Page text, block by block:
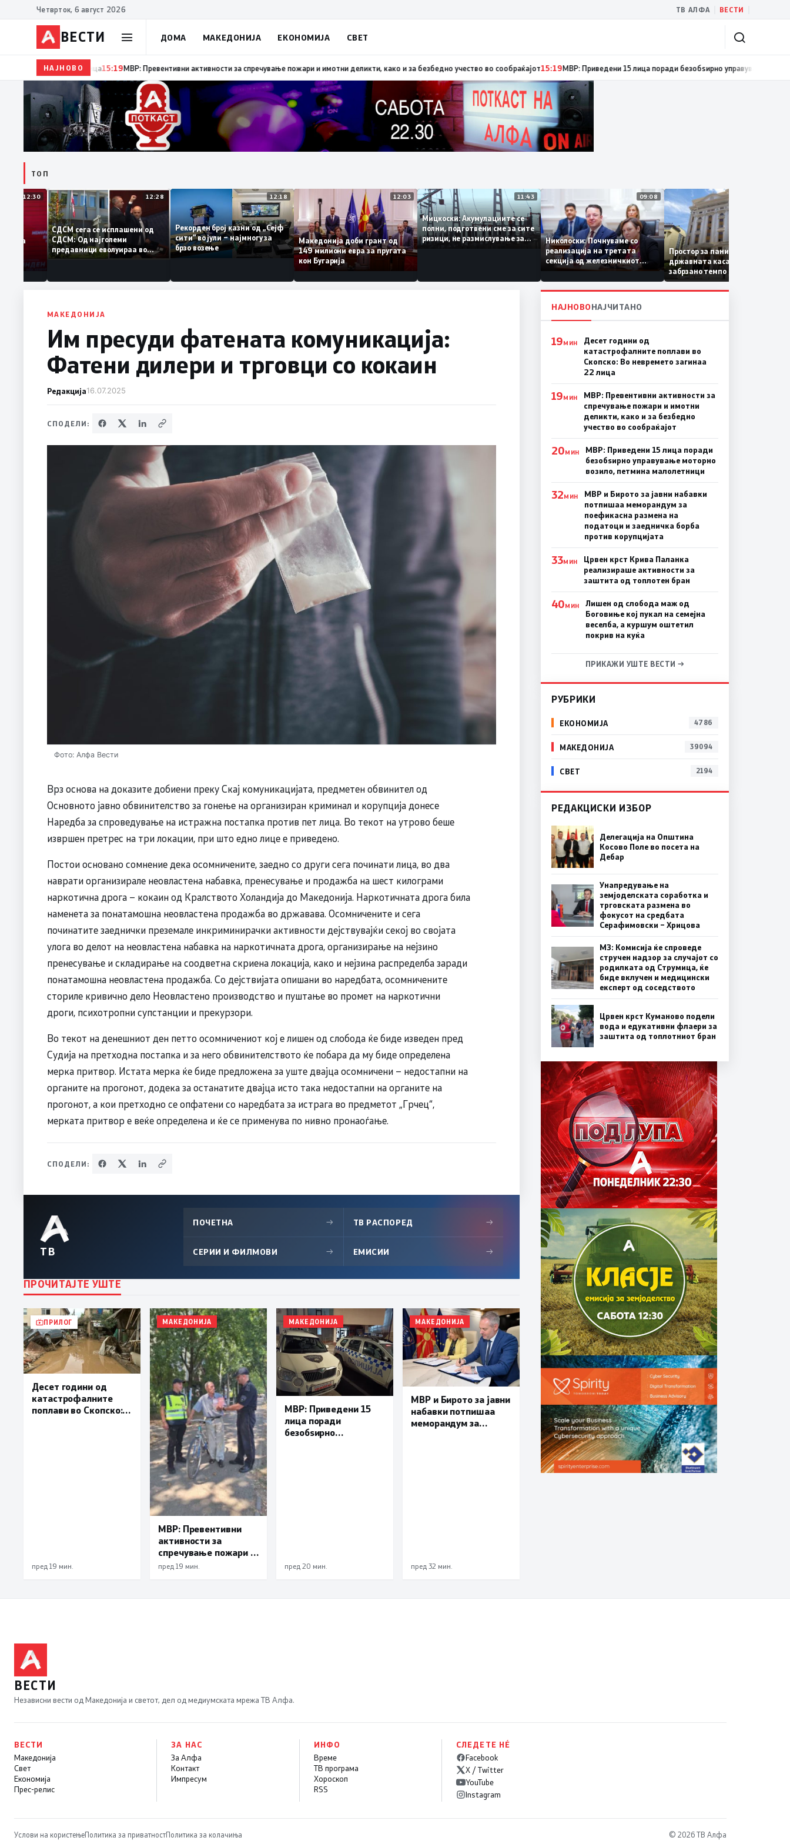
Четврток, 6 август 2026 ТВ АЛФА ВЕСТИ
ВЕСТИ ДОМА МАКЕДОНИЈА ЕКОНОМИЈА СВЕТ
НАЈНОВО15:20Десет години од катастрофалните поплави во Скопско: Во невремето загинаа 22 лица15:19МВР: Превентивни активности за спречување пожари и имотни деликти, како и за безбедно
ТОП
12:30
на
12:28
СДСМ сега се исплашени од
СДСМ: Од најголеми
предавници еволуираа во
најголеми патриоти
12:18
Рекорден број казни од „Сејф
сити“ во јули – најмногу за
брзо возење
12:03
Македонија доби грант од
149 милиони евра за пругата
кон Бугарија
11:43
Мицкоски: Акумулациите се
полни, подготвени сме за сите
ризици, не размислување за
поскапување на струјата
09:08
Николоски: Почнуваме со
реализација на третата
секција од железничкиот
Коридор 8, Македонија
станува раскрсница на
Балканот
Простор за паника нема –
државната каса се полни со
забрзано темпо
МАКЕДОНИЈА
Им пресуди фатената комуникација:
Фатени дилери и трговци со кокаин
Редакција16.07.2025
СПОДЕЛИ:
Фото: Алфа Вести
Врз основа на доказите добиени преку Скај комуникацијата, предметен обвинител од
Основното јавно обвинителство за гонење на организиран криминал и корупција донесе
Наредба за спроведување на истражна постапка против пет лица. Во текот на утрово беше
извршен претрес на три локации, при што едно лице е приведено.
Постои основано сомнение дека осомничените, заедно со други сега починати лица, во два
наврати организирале неовластена набавка, пренесување и продажба на шест килограми
наркотична дрога – кокаин од Кралството Холандија до Македонија. Наркотичната дрога била
наменета за понатамошна неовластена продажба во државава. Осомничените и сега
починатите заеднички преземале инкриминирачки активности дејствувајќи секој во својата
улога во делот на неовластена набавка на наркотичната дрога, организирање на нејзино
пренесување и складирање на соодветна скриена локација, како и нејзина распределба заради
понатамошна неовластена продажба. Со дејствијата опишани во наредбата, осомничените
сториле кривично дело Неовластено производство и пуштање во промет на наркотични
дроги, психотропни супстанции и прекурзори.
Во текот на денешниот ден петто осомничениот кој е лишен од слобода ќе биде изведен пред
Судија на претходна постапка и за него обвинителството ќе побара да му биде определена
мерка притвор. Истата мерка ќе биде предложена за уште двајца осомничени – недостапни на
органите на прогонот, додека за останатите двајца исто така недостапни на органите на
прогонот, а кои претходно се опфатени со наредбата за истрага во предметот „Грчец“,
мерката притвор е веќе определена и ќе се применува по нивно пронаоѓање.
СПОДЕЛИ:
ТВ
ПОЧЕТНА → ТВ РАСПОРЕД →
СЕРИИ И ФИЛМОВИ → ЕМИСИИ →
ПРОЧИТАЈТЕ УШТЕ
ПРИЛОГ
Десет години од
катастрофалните
поплави во Скопско:
пред 19 мин.
МАКЕДОНИЈА
МВР: Превентивни
активности за
спречување пожари и
имотни деликти, како
пред 19 мин.
МАКЕДОНИЈА
МВР: Приведени 15
лица поради
безобѕирно
пред 20 мин.
МАКЕДОНИЈА
МВР и Бирото за јавни
набавки потпишаа
меморандум за
пред 32 мин.
НАЈНОВОНАЈЧИТАНО
19МИН
Десет години од
катастрофалните поплави во
Скопско: Во невремето загинаа
22 лица
19МИН
МВР: Превентивни активности за
спречување пожари и имотни
деликти, како и за безбедно
учество во сообраќајот
20МИН
МВР: Приведени 15 лица поради
безобѕирно управување моторно
возило, петмина малолетници
32МИН
МВР и Бирото за јавни набавки
потпишаа меморандум за
поефикасна размена на
податоци и заедничка борба
против корупцијата
33МИН
Црвен крст Крива Паланка
реализираше активности за
заштита од топлотен бран
40МИН
Лишен од слобода маж од
Боговиње кој пукал на семејна
веселба, а куршум оштетил
покрив на куќа
ПРИКАЖИ УШТЕ ВЕСТИ →
РУБРИКИ
ЕКОНОМИЈА 4786
МАКЕДОНИЈА 39094
СВЕТ 2194
РЕДАКЦИСКИ ИЗБОР
Делегација на Општина
Косово Поле во посета на
Дебар
Унапредување на
земјоделската соработка и
трговската размена во
фокусот на средбата
Серафимовски – Хрицова
МЗ: Комисија ќе спроведе
стручен надзор за случајот со
родилката од Струмица, ќе
биде вклучен и медицински
експерт од соседството
Црвен крст Куманово подели
вода и едукативни флаери за
заштита од топлотниот бран
ВЕСТИ
Независни вести од Македонија и светот, дел од медиумската мрежа ТВ Алфа.
ВЕСТИ
Македонија
Свет
Економија
Прес-релис
ЗА НАС
За Алфа
Контакт
Импресум
ИНФО
Време
ТВ програма
Хороскоп
RSS
СЛЕДЕТЕ НÉ
Facebook
X / Twitter
YouTube
Instagram
Услови на користењеПолитика за приватностПолитика за колачиња © 2026 ТВ Алфа